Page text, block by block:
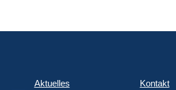
Aktuelles Kontakt